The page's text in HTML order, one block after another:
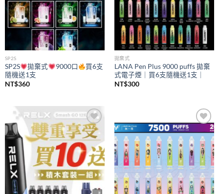
SP2S
SP2S 拋棄式 9000口
買6支
隨機送1支
NT$360
拋棄式
LANA Pen Plus 9000 puffs 拋棄
式電子煙｜買6支隨機送1支｜
NT$300
Add to
wishlist
Add to
wishlist